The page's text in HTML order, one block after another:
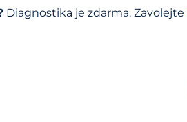
Diagnostika je zdarma. Zavolejte